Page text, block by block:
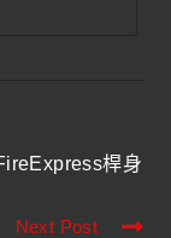
桿身
Next Post